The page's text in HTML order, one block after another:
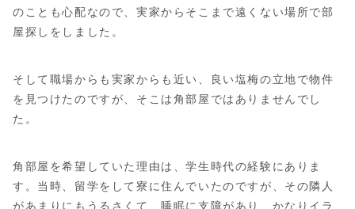
のことも心配なので、実家からそこまで遠くない場所で部
屋探しをしました。
そして職場からも実家からも近い、良い塩梅の立地で物件
を見つけたのですが、そこは角部屋ではありませんでし
た。
角部屋を希望していた理由は、学生時代の経験にありま
す。当時、留学をして寮に住んでいたのですが、その隣人
があまりにもうるさくて、睡眠に支障があり、かなりイラ